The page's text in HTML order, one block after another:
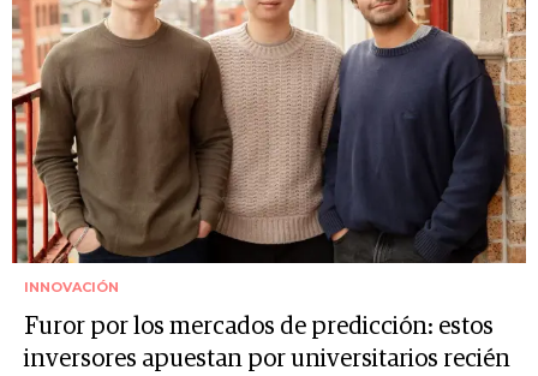
INNOVACIÓN
Furor por los mercados de predicción: estos
inversores apuestan por universitarios recién